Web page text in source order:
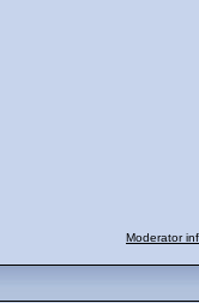
Moderator